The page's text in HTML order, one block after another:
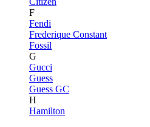
F
Fendi
Frederique Constant
Fossil
G
Gucci
Guess
Guess GC
H
Hamilton